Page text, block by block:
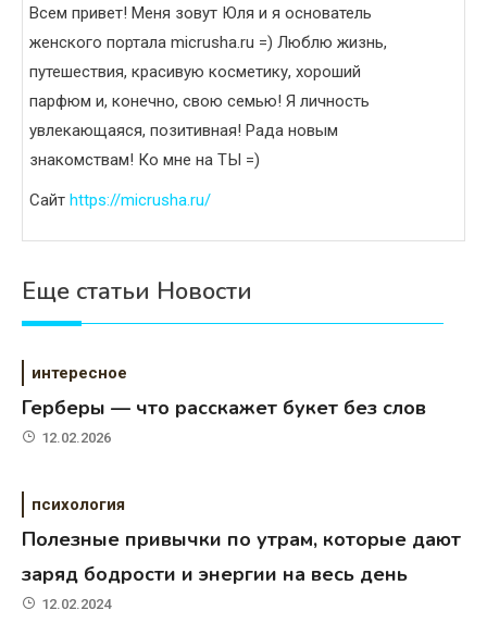
Всем привет! Меня зовут Юля и я основатель
женского портала micrusha.ru =) Люблю жизнь,
путешествия, красивую косметику, хороший
парфюм и, конечно, свою семью! Я личность
увлекающаяся, позитивная! Рада новым
знакомствам! Ко мне на ТЫ =)
Сайт https://micrusha.ru/
Еще статьи Новости
интересное
Герберы — что расскажет букет без слов
12.02.2026
психология
Полезные привычки по утрам, которые дают
заряд бодрости и энергии на весь день
12.02.2024